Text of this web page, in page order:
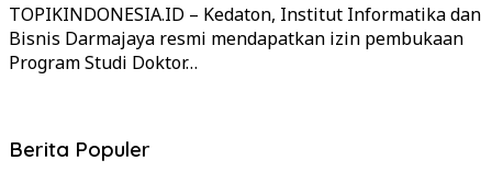
TOPIKINDONESIA.ID – Kedaton, Institut Informatika dan
Bisnis Darmajaya resmi mendapatkan izin pembukaan
Program Studi Doktor…
Berita Populer